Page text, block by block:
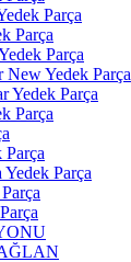
Parça
Parça
Parça
Yedek Parça
Yedek Parça
Parça
Parça
Parça